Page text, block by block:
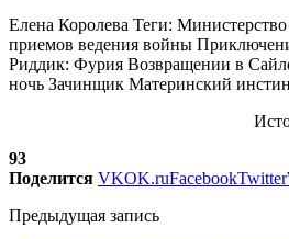
Елена Королева Теги:
приемов ведения войны
Риддик: Фурия Возвращении в
ночь Зачинщик Материнский
93
Поделится VKOK.ruFacebookTwitter
Предыдущая запись